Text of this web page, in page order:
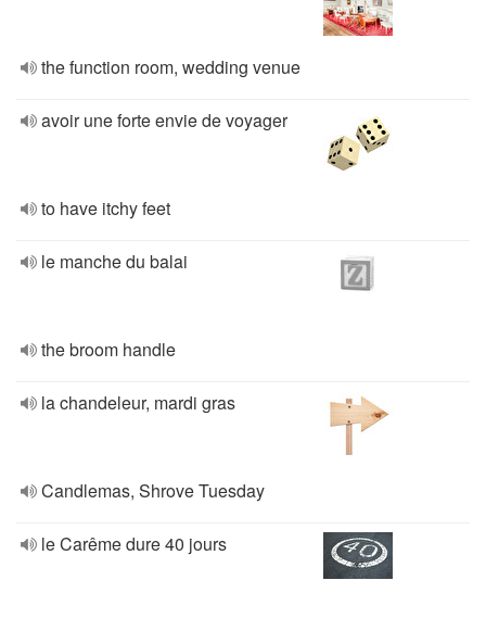
the function room, wedding venue
avoir une forte envie de voyager
to have itchy feet
le manche du balai
the broom handle
la chandeleur, mardi gras
Candlemas, Shrove Tuesday
le Carême dure 40 jours